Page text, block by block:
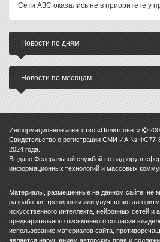
Сети АЗС оказались не в приоритете у
Новости по дням
Новости по месяцам
Информационное агентство «Политсовет»
Свидетельство о регистрации СМИ ИА № ФС77-
2024 года.
Выдано Федеральной службой по надзору в
информационных технологий и массовых
Материалы, размещённые на данном сайте, не
разработки, тренировки или улучшения
искусственного интеллекта, нейронных сетей и
предварительного письменного согласия
использование материалов сайта,
является нарушением авторских прав и